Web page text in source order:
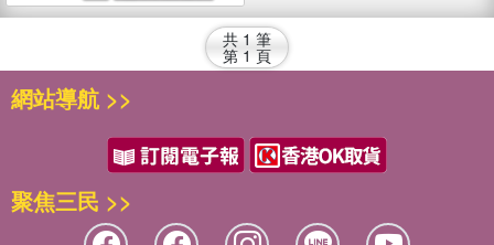
共 1 筆
第 1 頁
網站導航 >>
聚焦三民 >>